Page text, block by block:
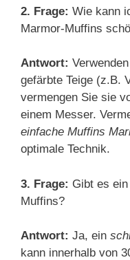
2. Frage: Wie kann
Marmor-Muffins
Antwort:
gefärbte Teige (z.B.
vermengen Sie sie
einem Messer.
einfache Muffins
optimale Technik.
3. Frage: Gibt es
Muffins?
Antwort: Ja, ein
kann innerhalb von